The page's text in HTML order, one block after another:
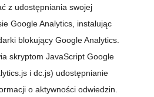
z udostępniania swojej
Google Analytics, instalując
blokujący Google Analytics.
skryptom JavaScript Google
i dc.js) udostępnianie
o aktywności odwiedzin.